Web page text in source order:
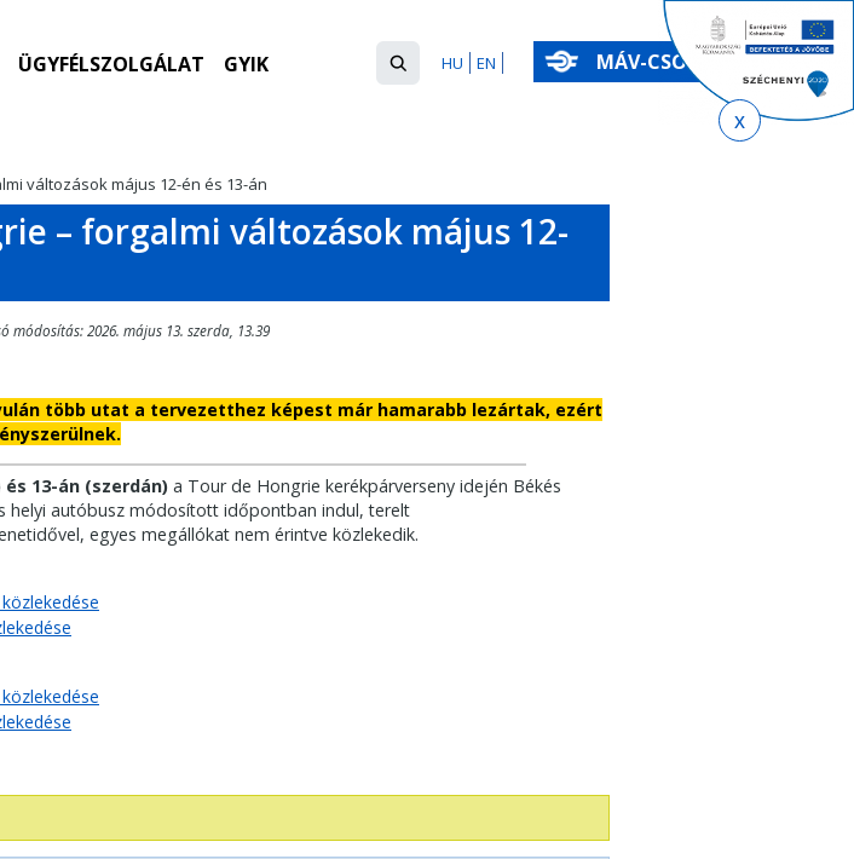
ÜGYFÉLSZOLGÁLAT GYIK EN
HU
Keresés
űrlap
Keresés
MÁV-CSOPORT
változások május 12-én és 13-án
– forgalmi változások május 12-
módosítás: 2026. május 13. szerda, 13.39
több utat a tervezetthez képest már hamarabb lezártak, ezért
és 13-án (szerdán) a Tour de Hongrie kerékpárverseny idején Békés
helyi autóbusz módosított időpontban indul, terelt
egyes megállókat nem érintve közlekedik.